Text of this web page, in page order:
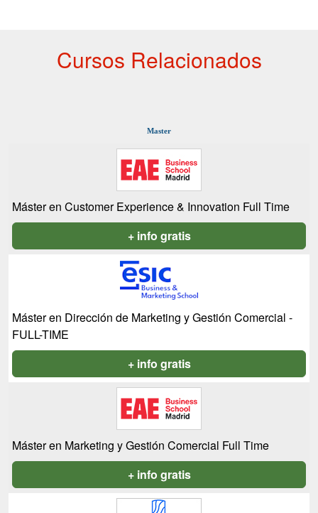
Cursos Relacionados
Master
Máster en Customer Experience & Innovation Full Time
+ info gratis
Máster en Dirección de Marketing y Gestión Comercial -
FULL-TIME
+ info gratis
Máster en Marketing y Gestión Comercial Full Time
+ info gratis